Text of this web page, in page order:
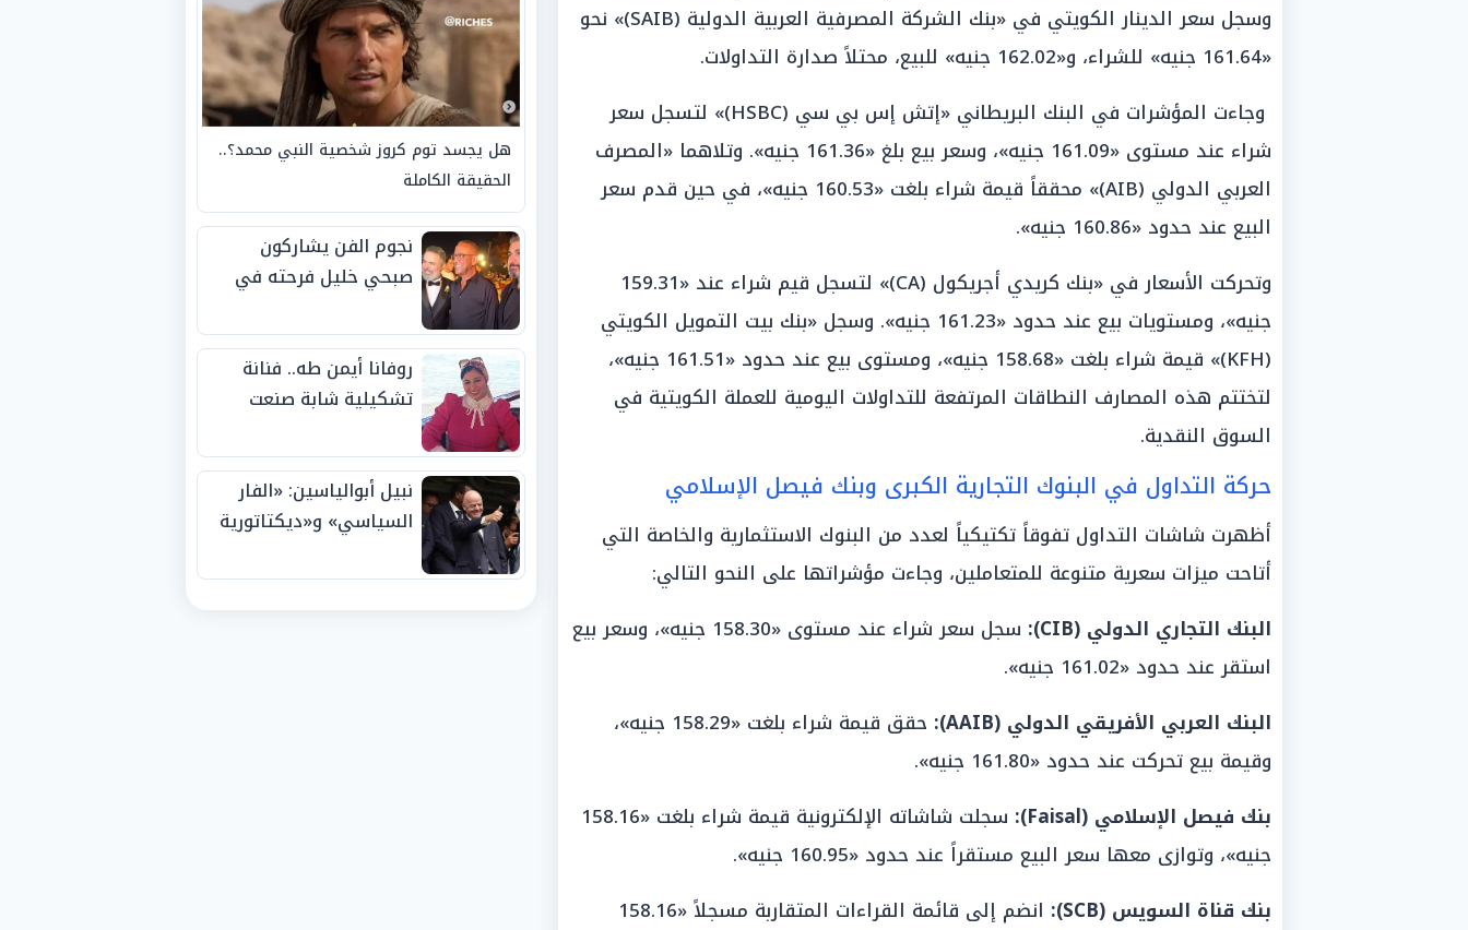
وسجل سعر الدينار الكويتي في «بنك الشركة المصرفية العربية الدولية (SAIB)» نحو
«161.64 جنيه» للشراء، و«162.02 جنيه» للبيع، محتلاً صدارة التداولات.
وجاءت المؤشرات في البنك البريطاني «إتش إس بي سي (HSBC)» لتسجل سعر
شراء عند مستوى «161.09 جنيه»، وسعر بيع بلغ «161.36 جنيه». وتلاهما «المصرف
العربي الدولي (AIB)» محققاً قيمة شراء بلغت «160.53 جنيه»، في حين قدم سعر
البيع عند حدود «160.86 جنيه».
وتحركت الأسعار في «بنك كريدي أجريكول (CA)» لتسجل قيم شراء عند «159.31
جنيه»، ومستويات بيع عند حدود «161.23 جنيه». وسجل «بنك بيت التمويل الكويتي
(KFH)» قيمة شراء بلغت «158.68 جنيه»، ومستوى بيع عند حدود «161.51 جنيه»،
لتختتم هذه المصارف النطاقات المرتفعة للتداولات اليومية للعملة الكويتية في
السوق النقدية.
حركة التداول في البنوك التجارية الكبرى وبنك فيصل الإسلامي
أظهرت شاشات التداول تفوقاً تكتيكياً لعدد من البنوك الاستثمارية والخاصة التي
أتاحت ميزات سعرية متنوعة للمتعاملين، وجاءت مؤشراتها على النحو التالي:
البنك التجاري الدولي (CIB):
سجل سعر شراء عند مستوى «158.30 جنيه»، وسعر بيع
استقر عند حدود «161.02 جنيه».
البنك العربي الأفريقي الدولي (AAIB):
حقق قيمة شراء بلغت «158.29 جنيه»،
وقيمة بيع تحركت عند حدود «161.80 جنيه».
بنك فيصل الإسلامي (Faisal):
سجلت شاشاته الإلكترونية قيمة شراء بلغت «158.16
جنيه»، وتوازى معها سعر البيع مستقراً عند حدود «160.95 جنيه».
بنك قناة السويس (SCB):
انضم إلى قائمة القراءات المتقاربة مسجلاً «158.16
هل يجسد توم كروز شخصية النبي محمد؟..
الحقيقة الكاملة
نجوم الفن يشاركون
صبحي خليل فرحته في
روفانا أيمن طه.. فنانة
تشكيلية شابة صنعت
الجوائز منذ الصغر
نبيل أبوالياسين: «الفار
السياسي» و«ديكتاتورية
الفيفا».. وإقالة